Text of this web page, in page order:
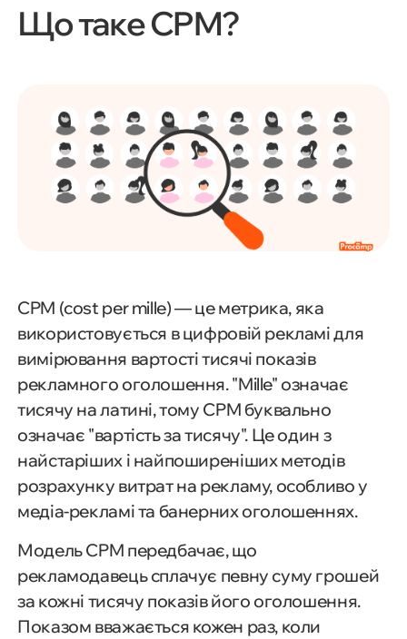
Що таке CPM?
CPM (cost per mille) — це метрика, яка
використовується в цифровій рекламі для
вимірювання вартості тисячі показів
рекламного оголошення. "Mille" означає
тисячу на латині, тому CPM буквально
означає "вартість за тисячу". Це один з
найстаріших і найпоширеніших методів
розрахунку витрат на рекламу, особливо у
медіа-рекламі та банерних оголошеннях.
Модель CPM передбачає, що
рекламодавець сплачує певну суму грошей
за кожні тисячу показів його оголошення.
Показом вважається кожен раз, коли